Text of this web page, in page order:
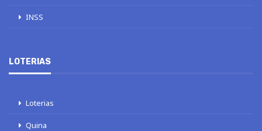
INSS
LOTERIAS
Loterias
Quina